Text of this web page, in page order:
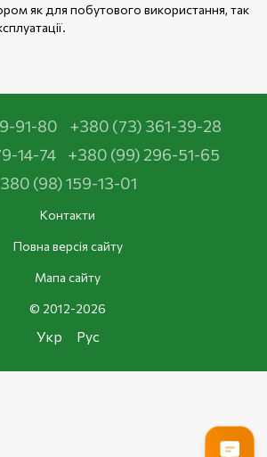
як для побутового використання, так
91-80
+380 (73) 361-39-28
14-74
+380 (99) 296-51-65
(98) 159-13-01
Контакти
Повна версія сайту
Мапа сайту
© 2012-2026
Укр Рус